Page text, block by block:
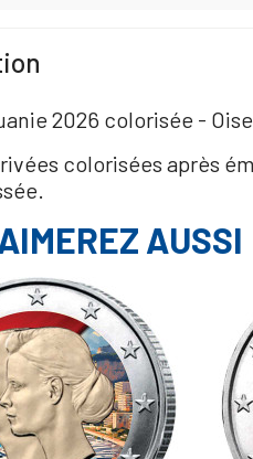
2026 colorisée -
colorisées après
AUSSI